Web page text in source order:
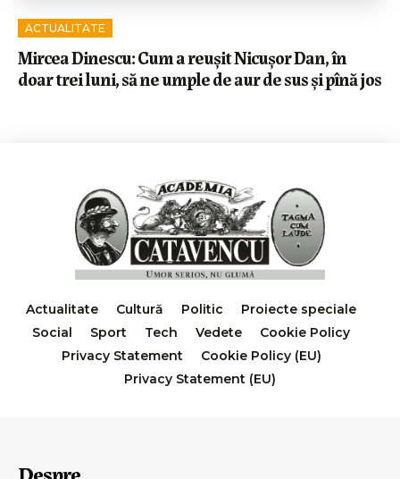
ACTUALITATE
Mircea Dinescu: Cum a reușit Nicușor Dan, în
doar trei luni, să ne umple de aur de sus și pînă jos
Actualitate Cultură Politic
Proiecte speciale
Social
Sport Tech Vedete
Cookie Policy
Privacy Statement
Cookie Policy (EU)
Privacy Statement (EU)
Despre